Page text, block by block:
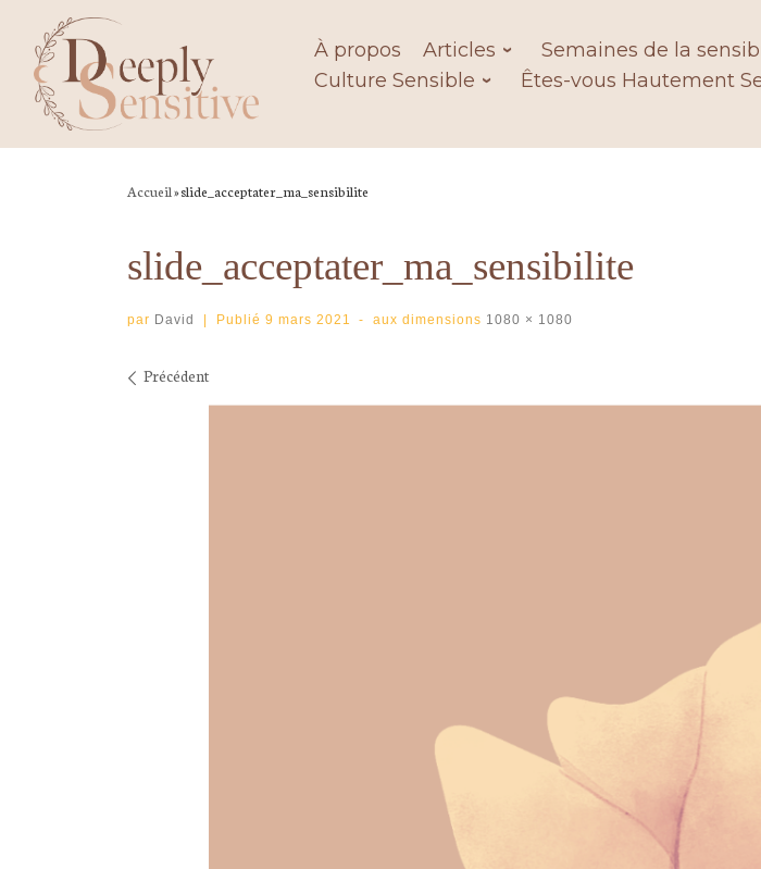
content
À propos Articles Semaines de la
Culture Sensible
Êtes-vous Hautement
Accueil»slide_acceptater_ma_sensibilite
slide_acceptater_ma_sensibilite
par David Publié 9 mars 2021 - aux dimensions 1080 × 1080
Navigation des images
Précédent